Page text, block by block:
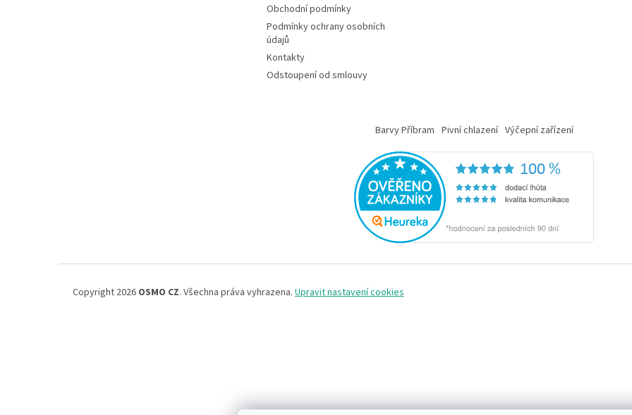
Obchodní podmínky
Podmínky ochrany osobních
údajů
Kontakty
Odstoupení od smlouvy
Barvy Příbram Pivní chlazení Výčepní zařízení
Copyright 2026 OSMO CZ. Všechna práva vyhrazena. Upravit nastavení cookies